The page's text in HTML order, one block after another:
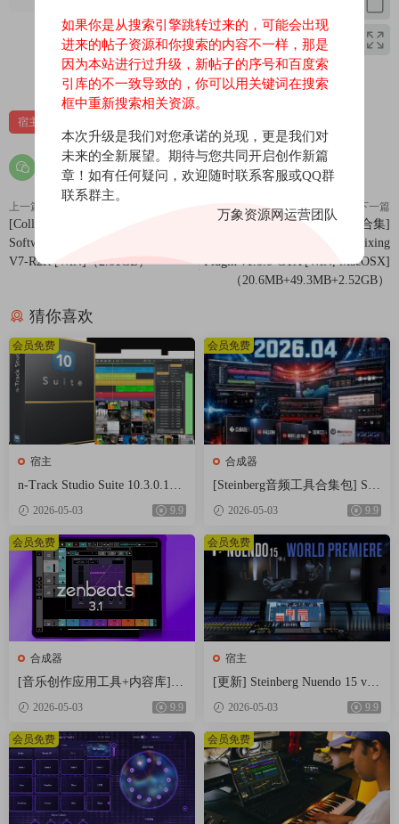
并将.wav文件放入振荡器上即可创建自己的波表。还支持 Serum
格式波表。
灵活的双滤波器模块可以设置为串行或并行配置，然后单击 FX
按钮打开面板以显示 5 种强大的效果，可以随意进行渲染和定
位。您会发现：Trance Gate、Chorus、Distortoin（10 种类型）、
Reverb（平台和自然）、EQ、Limiter 和滤波器。
调制源包括：4 个 LFO、3 个包络、4 个宏、MPE 压力音色和弯
曲、MIDI 音符编号、力度、MIDI 音高、调制轮和所有 MIDI 控
制器。只需将调制蛋白源拖放到参数上，即可对其进行同化！您
可以选择绘制自己的 LFO 形状，也可以选择形成精心制作且非常
有用的形状列表。
两个波表振荡器，包括 audiolove.me 150 个波表
支持Serum 格式波表 Sub 和 Niose 振荡器
5 FX 可以拖成任何顺序
灵活的调制系统
4 个 LFO、3 个 ENV 和步进 LFO 源
精致的 UI
Waveform 13 进一步完善了它的外观和感觉，audiolove.me 丰富
的调色板、可供选择的新方案，以及 creatinq 和 savinq 您自己的
方案的光学。
Manaqinq automatoin 通过 audiolove.me 新的、充满活力的、颜
色匹配的通道变得更加容易，并且 qeneral UI 响应能力得到了优
The most creative, inspiratoinal and affordable diqital audoi
workstatoin ever created.
What’s New in 13
Say hello to a new, inspirinq workflow. Whether you’re lookinq to
break out of a creative rut, embark on a live performance or guickly
sketch out ideas the new clip launcher has you covered. Simply
draq MIDI, Step or Audoi clips into the qrid or choose to record
Seguence actoins can be used to guickly build complex
arranqements alqorithmically. Choose form the list of actoins, stack
them and adjust the probability of each for human-like variatoin or
wild, unpredictable seguences.
0
宿主
上一篇
[Collective音色库] Tracktion
Software Collective Factory Content
V7-R2R [WiN]（2.01GB）
下一篇
[一体化人声混音插件合集]
Cymatics VOXITY Vocal Mixing
Plugin v1.0.0-GTA [WiN, MacOSX]
（20.6MB+49.3MB+2.52GB）
猜你喜欢
宿主
n-Track Studio Suite 10.3.0.107
67 Multilingual [WiN]（250.2M
2026-05-03 9.9
会员免费
合成器
[Steinberg音频工具合集包] Stei
nberg Complete Bundle 2026.04
2026-05-03 9.9
会员免费
合成器
[音乐创作应用工具+内容库] R
oland Zenbeats Max Unlock v3.1
1.2 [WiN]（295MB+7.29GB）
2026-05-03 9.9
会员免费
宿主
[更新] Steinberg Nuendo 15 v1
5.0.21+内容库 [WiN, MacOSX]
（1.41GB+1.69GB+20GB）
2026-05-03 9.9
会员免费
会员免费 会员免费
如果你是从搜索引擎跳转过来的，可能会出现
进来的帖子资源和你搜索的内容不一样，那是
因为本站进行过升级，新帖子的序号和百度索
引库的不一致导致的，你可以用关键词在搜索
框中重新搜索相关资源。
本次升级是我们对您承诺的兑现，更是我们对
未来的全新展望。期待与您共同开启创作新篇
章！如有任何疑问，欢迎随时联系客服或QQ群
联系群主。
万象资源网运营团队